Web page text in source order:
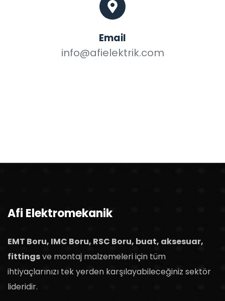
Email
info@afielektrik.com
Afi Elektromekanik
EMT Boru, IMC Boru, RSC Boru, buat, aksesuar,
fittingsve montaj malzemeleri için tüm
ihtiyaçlarınızı tek yerden karşılayabileceğiniz sektör
lideridir.